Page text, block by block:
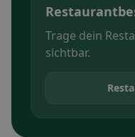
Trage dein
sichtbar.